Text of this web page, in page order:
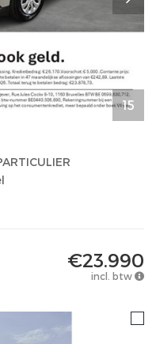
15
€23.990
incl. btw